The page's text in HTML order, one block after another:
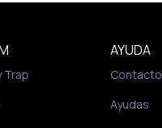
Trap
AYUDA
Contacto
Ayudas